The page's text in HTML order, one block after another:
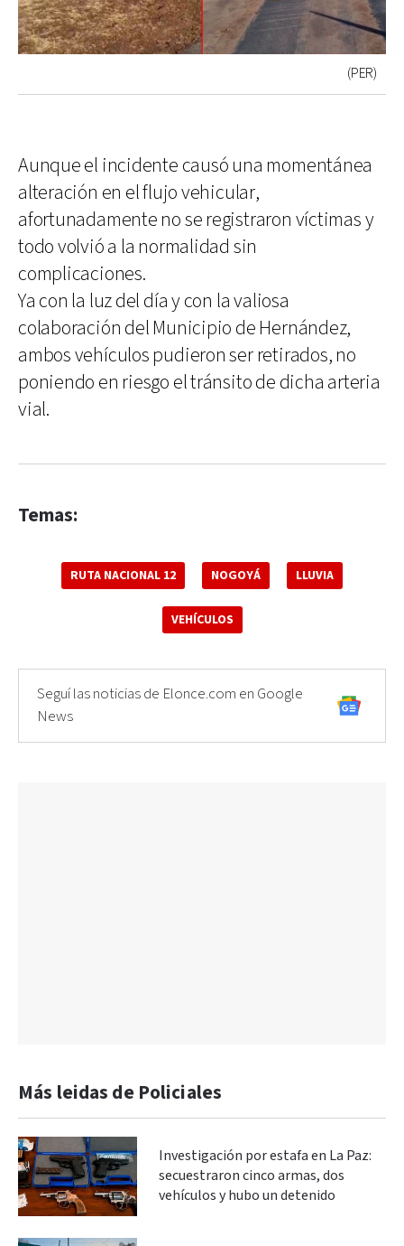
(PER)
Aunque el incidente causó una momentánea
alteración en el flujo vehicular,
afortunadamente no se registraron víctimas y
todo volvió a la normalidad sin
complicaciones.
Ya con la luz del día y con la valiosa
colaboración del Municipio de Hernández,
ambos vehículos pudieron ser retirados, no
poniendo en riesgo el tránsito de dicha arteria
vial.
Temas:
RUTA NACIONAL 12 NOGOYÁ LLUVIA
VEHÍCULOS
Seguí las noticias de Elonce.com en Google
News
Más leidas de Policiales
Investigación por estafa en La Paz:
secuestraron cinco armas, dos
vehículos y hubo un detenido